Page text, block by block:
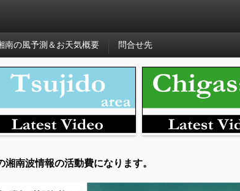
南の風予測＆お天気概要 問合せ先
南波情報の活動費になります。